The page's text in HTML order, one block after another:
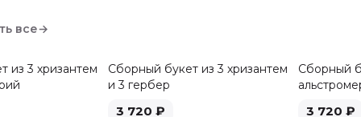
все→
из 3 хризантем
Сборный букет из 3 хризантем
и 3 гербер
3 720 ₽
Сборный
3 720 ₽